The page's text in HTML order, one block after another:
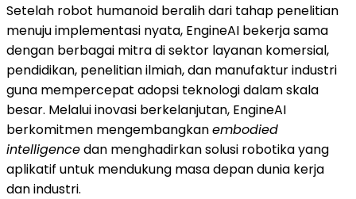
Setelah robot humanoid beralih dari tahap penelitian
menuju implementasi nyata, EngineAI bekerja sama
dengan berbagai mitra di sektor layanan komersial,
pendidikan, penelitian ilmiah, dan manufaktur industri
guna mempercepat adopsi teknologi dalam skala
besar. Melalui inovasi berkelanjutan, EngineAI
berkomitmen mengembangkanembodied
intelligencedan menghadirkan solusi robotika yang
aplikatif untuk mendukung masa depan dunia kerja
dan industri.